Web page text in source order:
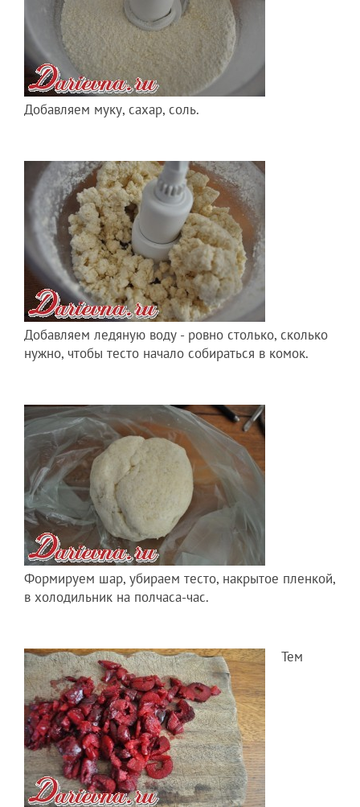
Добавляем муку, сахар, соль.
Добавляем ледяную воду - ровно столько, сколько
нужно, чтобы тесто начало собираться в комок.
Формируем шар, убираем тесто, накрытое пленкой,
в холодильник на полчаса-час.
Тем